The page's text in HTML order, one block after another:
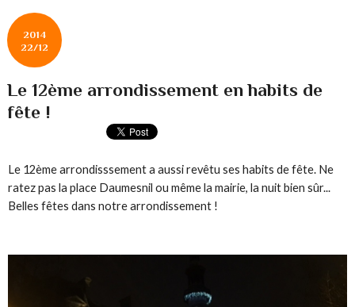
2014
22/12
Le 12ème arrondissement en habits de
fête !
Le 12ème arrondisssement a aussi revêtu ses habits de fête. Ne
ratez pas la place Daumesnil ou même la mairie, la nuit bien sûr...
Belles fêtes dans notre arrondissement !